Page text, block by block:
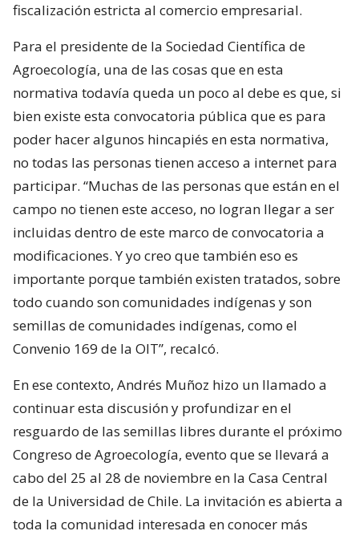
fiscalización estricta al comercio empresarial.
Para el presidente de la Sociedad Científica de
Agroecología, una de las cosas que en esta
normativa todavía queda un poco al debe es que, si
bien existe esta convocatoria pública que es para
poder hacer algunos hincapiés en esta normativa,
no todas las personas tienen acceso a internet para
participar. “Muchas de las personas que están en el
campo no tienen este acceso, no logran llegar a ser
incluidas dentro de este marco de convocatoria a
modificaciones. Y yo creo que también eso es
importante porque también existen tratados, sobre
todo cuando son comunidades indígenas y son
semillas de comunidades indígenas, como el
Convenio 169 de la OIT”, recalcó.
En ese contexto, Andrés Muñoz hizo un llamado a
continuar esta discusión y profundizar en el
resguardo de las semillas libres durante el próximo
Congreso de Agroecología, evento que se llevará a
cabo del 25 al 28 de noviembre en la Casa Central
de la Universidad de Chile. La invitación es abierta a
toda la comunidad interesada en conocer más